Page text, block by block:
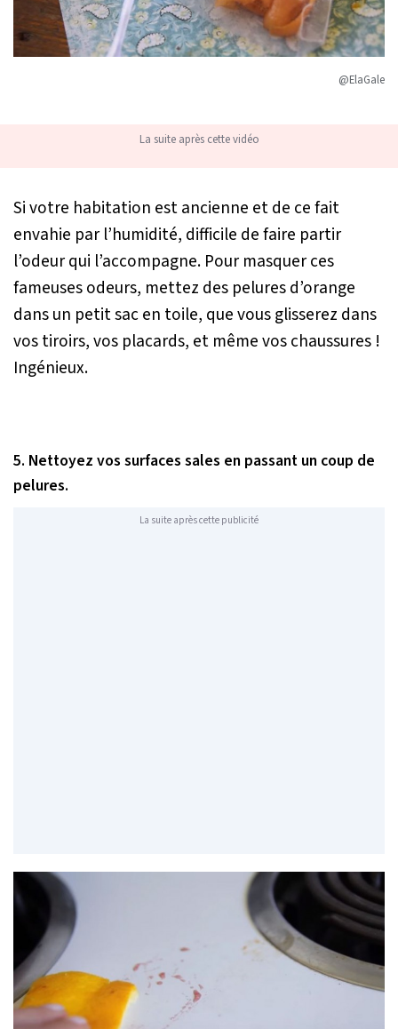
@ElaGale
La suite après cette vidéo
Si votre habitation est ancienne et de ce fait
envahie par l’humidité, difficile de faire partir
l’odeur qui l’accompagne. Pour masquer ces
fameuses odeurs, mettez des pelures d’orange
dans un petit sac en toile, que vous glisserez dans
vos tiroirs, vos placards, et même vos chaussures !
Ingénieux.
5. Nettoyez vos surfaces sales en passant un coup de
pelures.
La suite après cette publicité